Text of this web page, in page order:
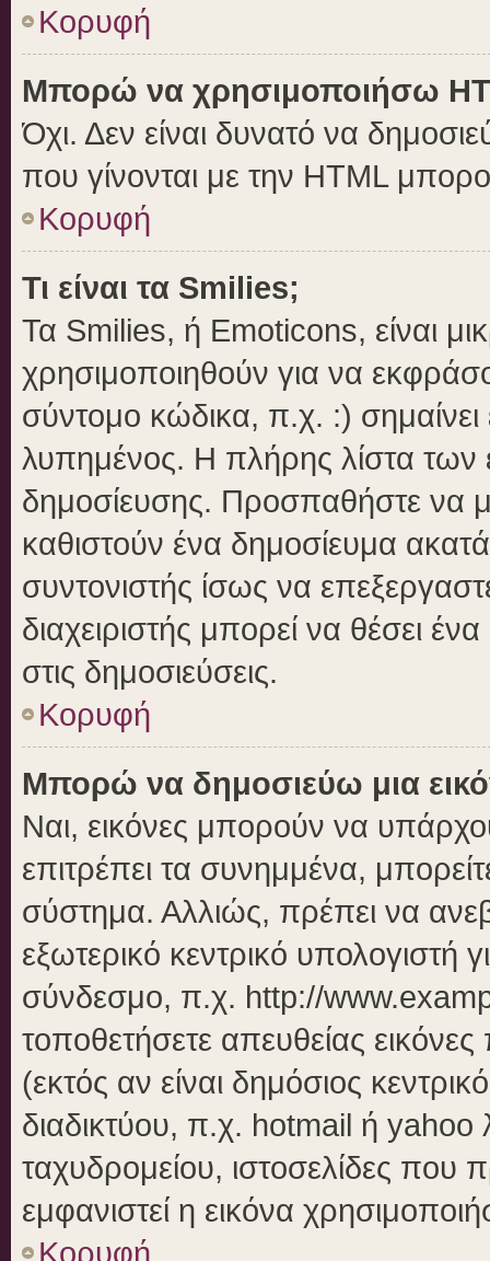
Κορυφή
Μπορώ να χρησιμοποιήσω
Όχι. Δεν είναι δυνατό να
που γίνονται με την HTML
Κορυφή
Τι είναι τα Smilies;
Τα Smilies, ή Emoticons, είναι
χρησιμοποιηθούν για να
σύντομο κώδικα, π.χ. :)
λυπημένος. Η πλήρης λίστα των
δημοσίευσης. Προσπαθήστε να
καθιστούν ένα δημοσίευμα
συντονιστής ίσως να
διαχειριστής μπορεί να θέσει
στις δημοσιεύσεις.
Κορυφή
Μπορώ να δημοσιεύω μια
Ναι, εικόνες μπορούν να
επιτρέπει τα συνημμένα,
σύστημα. Αλλιώς, πρέπει να
εξωτερικό κεντρικό υπολογιστή
σύνδεσμο, π.χ. http://
τοποθετήσετε απευθείας
(εκτός αν είναι δημόσιος
διαδικτύου, π.χ. hotmail ή yahoo
ταχυδρομείου, ιστοσελίδες που
εμφανιστεί η εικόνα
Κορυφή